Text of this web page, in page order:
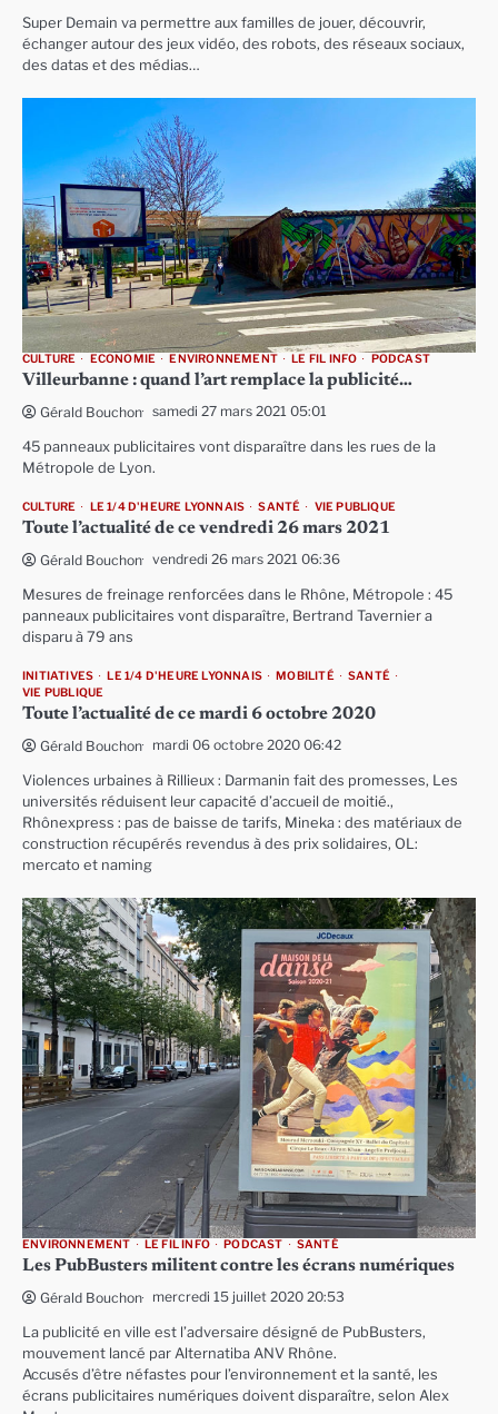
Super Demain va permettre aux familles de jouer, découvrir,
échanger autour des jeux vidéo, des robots, des réseaux sociaux,
des datas et des médias…
CULTURE ECONOMIE ENVIRONNEMENT LE FIL INFO PODCAST
Villeurbanne : quand l’art remplace la publicité…
Gérald Bouchon samedi 27 mars 2021 05:01
45 panneaux publicitaires vont disparaître dans les rues de la
Métropole de Lyon.
CULTURE LE 1/4 D'HEURE LYONNAIS SANTÉ VIE PUBLIQUE
Toute l’actualité de ce vendredi 26 mars 2021
Gérald Bouchon vendredi 26 mars 2021 06:36
Mesures de freinage renforcées dans le Rhône, Métropole : 45
panneaux publicitaires vont disparaître, Bertrand Tavernier a
disparu à 79 ans
INITIATIVES LE 1/4 D'HEURE LYONNAIS MOBILITÉ
SANTÉ
VIE PUBLIQUE
Toute l’actualité de ce mardi 6 octobre 2020
Gérald Bouchon mardi 06 octobre 2020 06:42
Violences urbaines à Rillieux : Darmanin fait des promesses, Les
universités réduisent leur capacité d’accueil de moitié.,
Rhônexpress : pas de baisse de tarifs, Mineka : des matériaux de
construction récupérés revendus à des prix solidaires, OL:
mercato et naming
ENVIRONNEMENT LE FIL INFO PODCAST SANTÉ
Les PubBusters militent contre les écrans numériques
Gérald Bouchon mercredi 15 juillet 2020 20:53
La publicité en ville est l’adversaire désigné de PubBusters,
mouvement lancé par Alternatiba ANV Rhône.
Accusés d’être néfastes pour l’environnement et la santé, les
écrans publicitaires numériques doivent disparaître, selon Alex